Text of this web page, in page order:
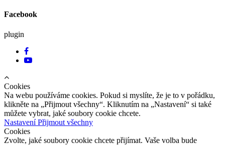
Facebook
plugin
Cookies
Na webu používáme cookies. Pokud si myslíte, že je to v pořádku,
klikněte na „Přijmout všechny“. Kliknutím na „Nastavení“ si také
můžete vybrat, jaké soubory cookie chcete.
NastaveníPřijmout všechny
Cookies
Zvolte, jaké soubory cookie chcete přijímat. Vaše volba bude